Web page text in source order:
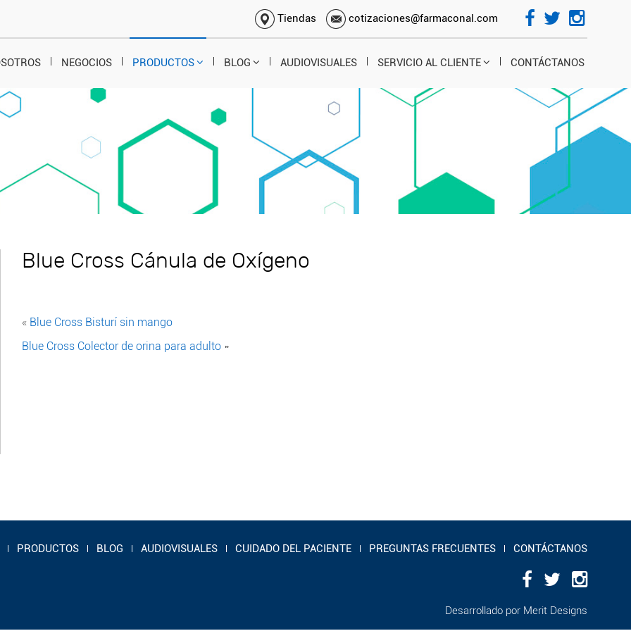
Tiendas cotizaciones@farmaconal.com
NEGOCIOS PRODUCTOS BLOG AUDIOVISUALES SERVICIO AL CLIENTE CONTÁCTANOS
Blue Cross Cánula de Oxígeno
« Blue Cross Bisturí sin mango
Blue Cross Colector de orina para adulto»
PRODUCTOS BLOG AUDIOVISUALES CUIDADO DEL PACIENTE PREGUNTAS FRECUENTES CONTÁCTANOS
Desarrollado por Merit Designs